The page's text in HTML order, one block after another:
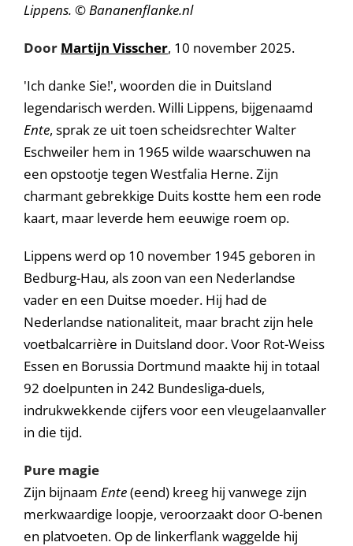
Lippens. © Bananenflanke.nl
Door Martijn Visscher, 10 november 2025.
'Ich danke Sie!', woorden die in Duitsland
legendarisch werden. Willi Lippens, bijgenaamd
Ente, sprak ze uit toen scheidsrechter Walter
Eschweiler hem in 1965 wilde waarschuwen na
een opstootje tegen Westfalia Herne. Zijn
charmant gebrekkige Duits kostte hem een rode
kaart, maar leverde hem eeuwige roem op.
Lippens werd op 10 november 1945 geboren in
Bedburg-Hau, als zoon van een Nederlandse
vader en een Duitse moeder. Hij had de
Nederlandse nationaliteit, maar bracht zijn hele
voetbalcarrière in Duitsland door. Voor Rot-Weiss
Essen en Borussia Dortmund maakte hij in totaal
92 doelpunten in 242 Bundesliga-duels,
indrukwekkende cijfers voor een vleugelaanvaller
in die tijd.
Pure magie
Zijn bijnaam Ente(eend) kreeg hij vanwege zijn
merkwaardige loopje, veroorzaakt door O-benen
en platvoeten. Op de linkerflank waggelde hij